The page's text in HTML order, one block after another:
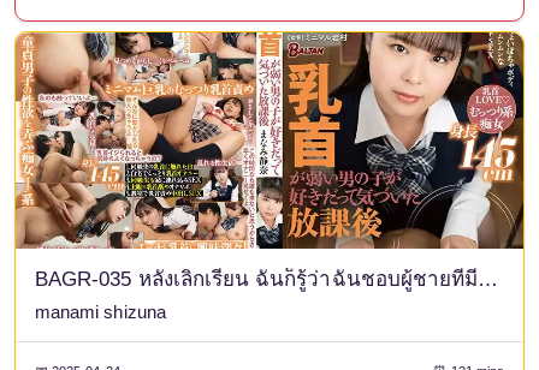
BAGR-035 หลังเลิกเรียน ฉันก็รู้ว่าฉันชอบผู้ชายที่มีหัวนมที่อ่อนไหว มานามิ ชิซูนะ
manami shizuna